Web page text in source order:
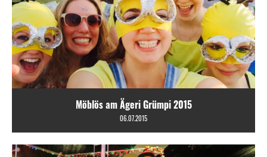
Möblös am Ägeri Grümpi 2015
06.07.2015